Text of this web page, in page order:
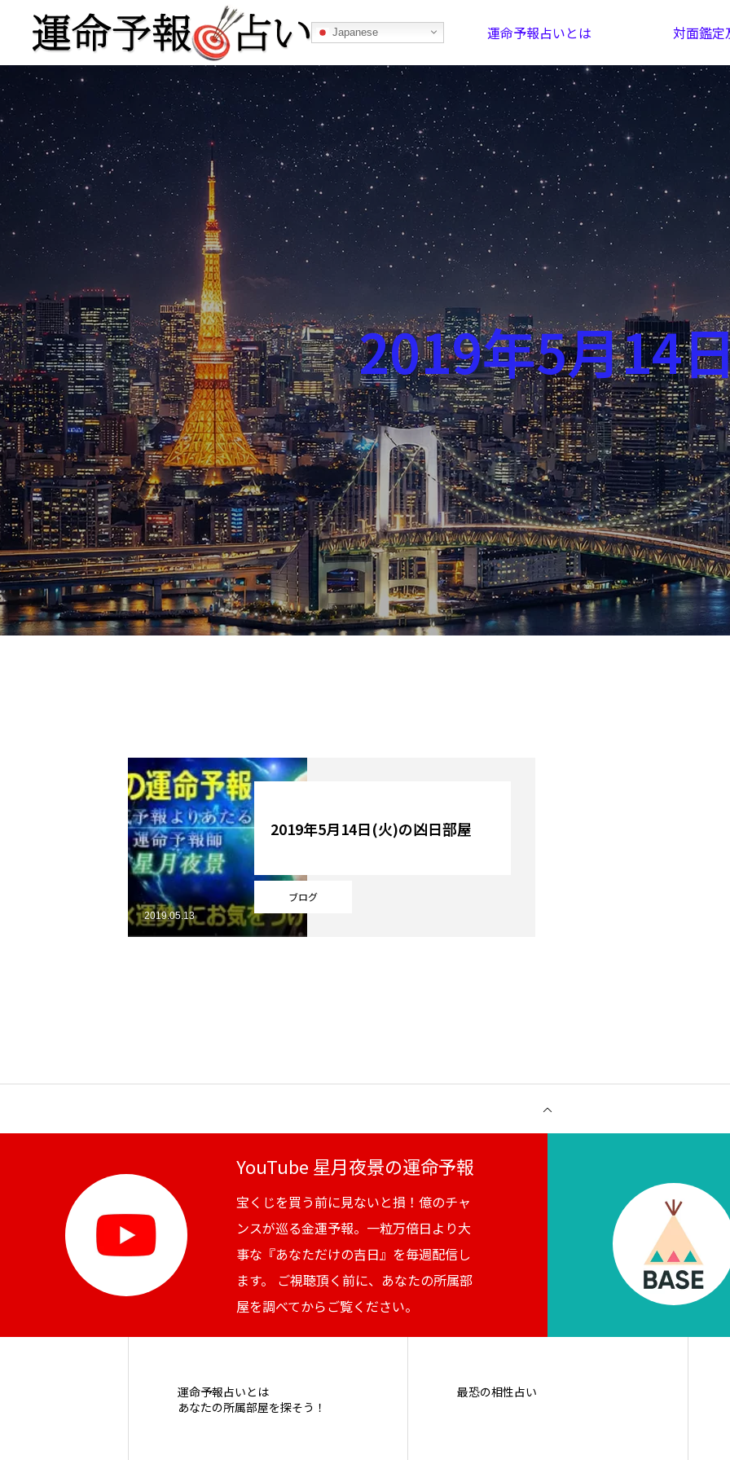
Japanese 運命予報占いとは 対面鑑定
運命予報占い
運命予報占いとは あなたの所属部屋を探そう！ 最恐の相性占い
記事カテゴリー
ブログ お知らせ 芸能界
スポーツ 競馬 社会
テニス四大大会・五輪
テニス四大大会・五輪
YouTube
Online Store
2019年5月14
ブログ
2019年5月14日(火)の凶日部屋
2019.05.13
YouTube 星月夜景の運命予報
宝くじを買う前に見ないと損！億のチャ
ンスが巡る金運予報。一粒万倍日より大
事な『あなただけの吉日』を毎週配信し
ます。 ご視聴頂く前に、あなたの所属部
屋を調べてからご覧ください。
運命予報占いとは
あなたの所属部屋を探そう！
最恐の相性占い